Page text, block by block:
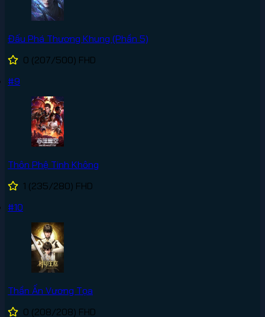
Đấu Phá Thương Khung (Phần 5)
0 (207/500) FHD
#9
Thôn Phệ Tinh Không
1 (235/280) FHD
#10
Thần Ấn Vương Tọa
0 (208/208) FHD